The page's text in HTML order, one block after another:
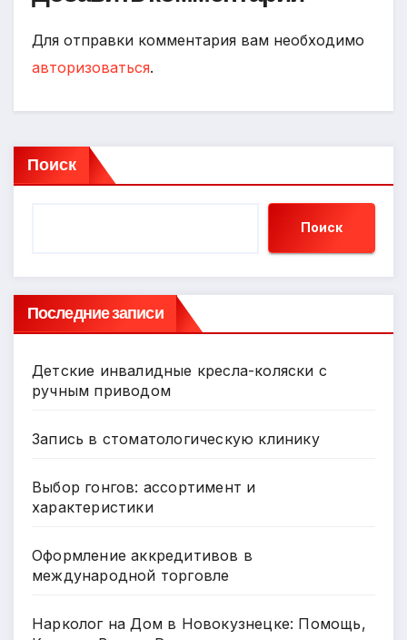
Для отправки комментария вам необходимо
авторизоваться.
Поиск
Поиск
Последние записи
Детские инвалидные кресла-коляски с
ручным приводом
Запись в стоматологическую клинику
Выбор гонгов: ассортимент и
характеристики
Оформление аккредитивов в
международной торговле
Нарколог на Дом в Новокузнецке: Помощь,